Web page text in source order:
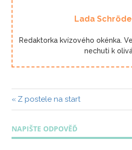
Lada
Redaktorka kvízového okénka.
nechuti k
Navigace
pro
příspěvek
Předchozí
příspěvek:
Z postele na start
NAPIŠTE ODPOVĚĎ